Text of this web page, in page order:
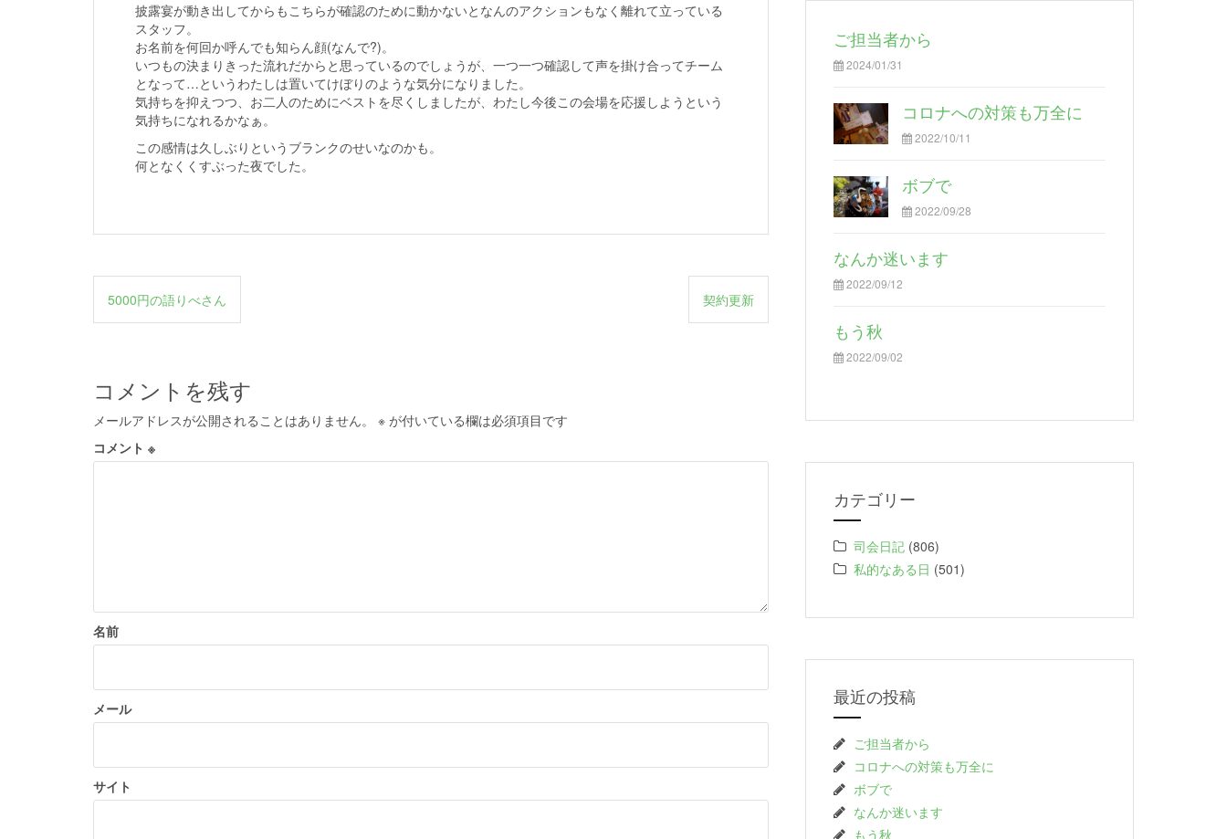
披露宴が動き出してからもこちらが確認のために動かないとなんのアクションもなく離れて立っている
スタッフ。
お名前を何回か呼んでも知らん顔(なんで?)。
いつもの決まりきった流れだからと思っているのでしょうが、一つ一つ確認して声を掛け合ってチーム
となって…というわたしは置いてけぼりのような気分になりました。
気持ちを抑えつつ、お二人のためにベストを尽くしましたが、わたし今後この会場を応援しようという
気持ちになれるかなぁ。
この感情は久しぶりというブランクのせいなのかも。
何となくくすぶった夜でした。
投
稿
ビ
ゲ
ー
シ
5000円の語りべさん 契約更新
コメントを残す
メールアドレスが公開されることはありません。 ※ が付いている欄は必須項目です
コメント ※
名前
メール
サイト
ご担当者から
2024/01/31
コロナへの対策も万全に
2022/10/11
ボブで
2022/09/28
なんか迷います
2022/09/12
もう秋
2022/09/02
カテゴリー
司会日記 (806)
私的なある日 (501)
最近の投稿
ご担当者から
コロナへの対策も万全に
ボブで
なんか迷います
もう秋